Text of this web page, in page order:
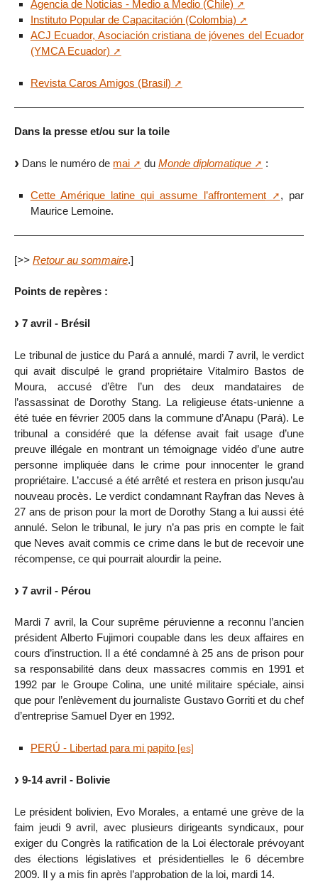
Agencia de Noticias - Medio a Medio (Chile)
Instituto Popular de Capacitación (Colombia)
ACJ Ecuador, Asociación cristiana de jóvenes del Ecuador
(YMCA Ecuador)
Revista Caros Amigos (Brasil)
Dans la presse et/ou sur la toile
Dans le numéro de mai du Monde diplomatique :
Cette Amérique latine qui assume l’affrontement
, par
Maurice Lemoine.
[>> Retour au sommaire.]
Points de repères :
7 avril - Brésil
Le tribunal de justice du Pará a annulé, mardi 7 avril, le verdict
qui avait disculpé le grand propriétaire Vitalmiro Bastos de
Moura, accusé d’être l’un des deux mandataires de
l’assassinat de Dorothy Stang. La religieuse états-unienne a
été tuée en février 2005 dans la commune d’Anapu (Pará). Le
tribunal a considéré que la défense avait fait usage d’une
preuve illégale en montrant un témoignage vidéo d’une autre
personne impliquée dans le crime pour innocenter le grand
propriétaire. L’accusé a été arrêté et restera en prison jusqu’au
nouveau procès. Le verdict condamnant Rayfran das Neves à
27 ans de prison pour la mort de Dorothy Stang a lui aussi été
annulé. Selon le tribunal, le jury n’a pas pris en compte le fait
que Neves avait commis ce crime dans le but de recevoir une
récompense, ce qui pourrait alourdir la peine.
7 avril - Pérou
Mardi 7 avril, la Cour suprême péruvienne a reconnu l’ancien
président Alberto Fujimori coupable dans les deux affaires en
cours d’instruction. Il a été condamné à 25 ans de prison pour
sa responsabilité dans deux massacres commis en 1991 et
1992 par le Groupe Colina, une unité militaire spéciale, ainsi
que pour l’enlèvement du journaliste Gustavo Gorriti et du chef
d’entreprise Samuel Dyer en 1992.
PERÚ - Libertad para mi papito
9-14 avril - Bolivie
Le président bolivien, Evo Morales, a entamé une grève de la
faim jeudi 9 avril, avec plusieurs dirigeants syndicaux, pour
exiger du Congrès la ratification de la Loi électorale prévoyant
des élections législatives et présidentielles le 6 décembre
2009. Il y a mis fin après l’approbation de la loi, mardi 14.